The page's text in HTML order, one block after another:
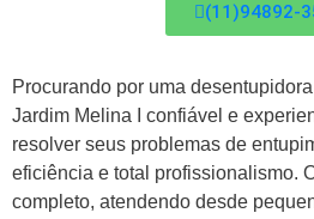
(11)94892-
Procurando por uma
Jardim Melina I confiável e
resolver seus problemas de
eficiência e total profissionalismo.
completo, atendendo desde